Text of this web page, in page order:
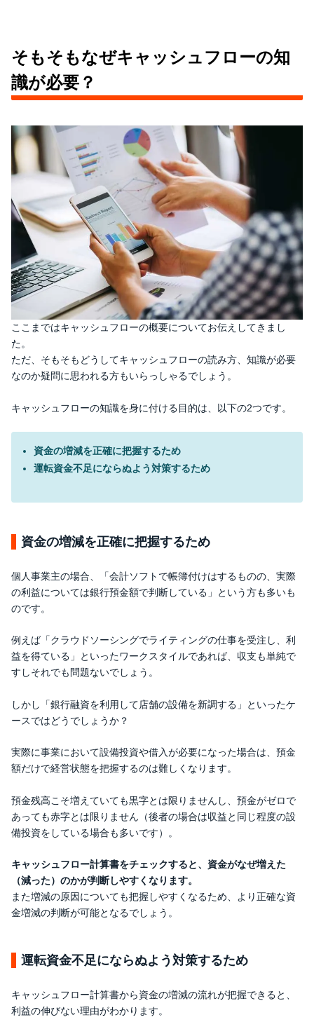
そもそもなぜキャッシュフローの知
識が必要？
ここまではキャッシュフローの概要についてお伝えしてきまし
た。
ただ、そもそもどうしてキャッシュフローの読み方、知識が必要
なのか疑問に思われる方もいらっしゃるでしょう。
キャッシュフローの知識を身に付ける目的は、以下の2つです。
資金の増減を正確に把握するため
運転資金不足にならぬよう対策するため
資金の増減を正確に把握するため
個人事業主の場合、「会計ソフトで帳簿付けはするものの、実際
の利益については銀行預金額で判断している」という方も多いも
のです。
例えば「クラウドソーシングでライティングの仕事を受注し、利
益を得ている」といったワークスタイルであれば、収支も単純で
すしそれでも問題ないでしょう。
しかし「銀行融資を利用して店舗の設備を新調する」といったケ
ースではどうでしょうか？
実際に事業において設備投資や借入が必要になった場合は、預金
額だけで経営状態を把握するのは難しくなります。
預金残高こそ増えていても黒字とは限りませんし、預金がゼロで
あっても赤字とは限りません（後者の場合は収益と同じ程度の設
備投資をしている場合も多いです）。
キャッシュフロー計算書をチェックすると、資金がなぜ増えた
（減った）のかが判断しやすくなります。
また増減の原因についても把握しやすくなるため、より正確な資
金増減の判断が可能となるでしょう。
運転資金不足にならぬよう対策するため
キャッシュフロー計算書から資金の増減の流れが把握できると、
利益の伸びない理由がわかります。